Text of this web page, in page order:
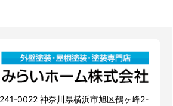
241-0022 神奈川県横浜市旭区鶴ヶ峰2-